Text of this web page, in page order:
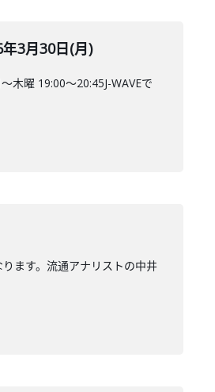
3月30日(月)
木曜 19:00～20:45J-WAVEで
ます。流通アナリストの中井